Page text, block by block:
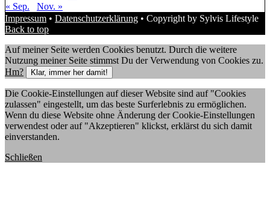
« Sep.
Nov. »
Impressum • Datenschutzerklärung • Copyright by Sylvis Lifestyle
Back to top
Auf meiner Seite werden Cookies benutzt. Durch die weitere
Nutzung meiner Seite stimmst Du der Verwendung von Cookies zu.
Hm?
Klar, immer her damit!
Die Cookie-Einstellungen auf dieser Website sind auf "Cookies
zulassen" eingestellt, um das beste Surferlebnis zu ermöglichen.
Wenn du diese Website ohne Änderung der Cookie-Einstellungen
verwendest oder auf "Akzeptieren" klickst, erklärst du sich damit
einverstanden.
Schließen